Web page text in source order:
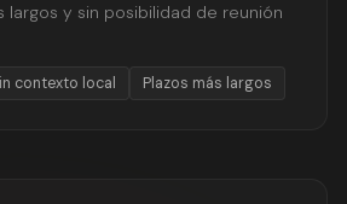
largos y sin posibilidad de reunión
contexto local Plazos más largos